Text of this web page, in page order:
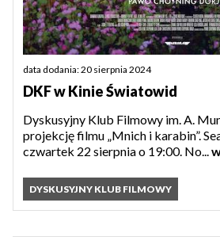
data dodania: 20 sierpnia 2024
DKF w Kinie Światowid
Dyskusyjny Klub Filmowy im. A.
projekcję filmu „Mnich i karabin”.
czwartek 22 sierpnia o 19:00. No...
DYSKUSYJNY KLUB FILMOWY